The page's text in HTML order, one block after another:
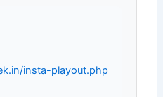
insta-playout.php